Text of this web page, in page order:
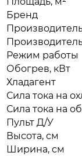
Бренд
Режим работы
Обогрев, кВт
Хладагент
Сила тока на
Сила тока на
Пульт Д/У
Высота, см
Ширина, см